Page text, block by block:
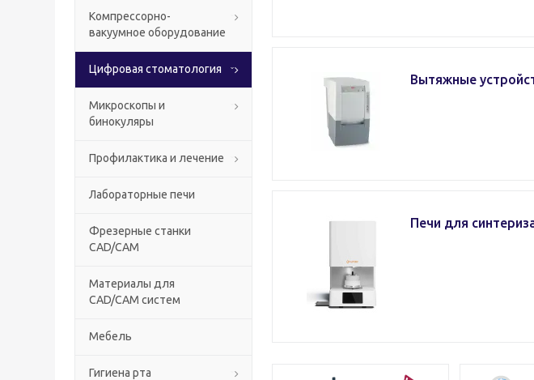
Компрессорно-
вакуумное оборудование
Цифровая стоматология
Микроскопы и
бинокуляры
Профилактика и лечение
Лабораторные печи
Фрезерные станки
CAD/CAM
Материалы для
CAD/CAM систем
Мебель
Гигиена рта
Вытяжные
Печи для